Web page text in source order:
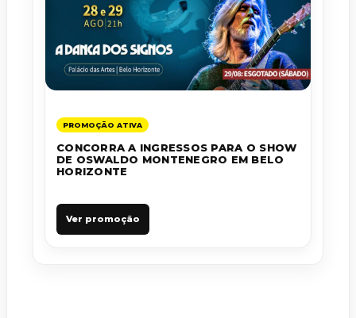
PROMOÇÃO ATIVA
CONCORRA A INGRESSOS PARA O SHOW
DE OSWALDO MONTENEGRO EM BELO
HORIZONTE
Ver promoção